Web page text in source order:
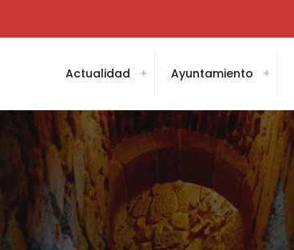
Actualidad Ayuntamiento